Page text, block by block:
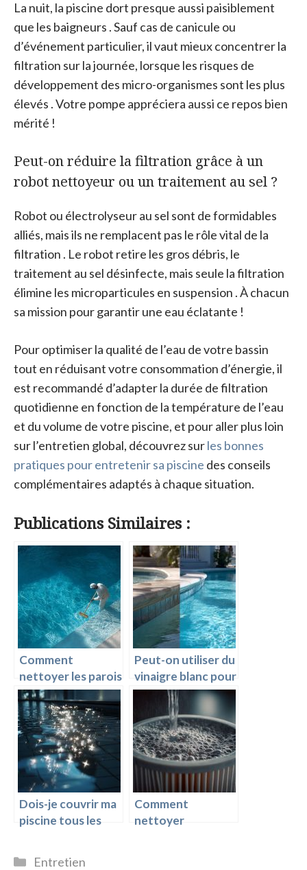
La nuit, la piscine dort presque aussi paisiblement
que les baigneurs . Sauf cas de canicule ou
d’événement particulier, il vaut mieux concentrer la
filtration sur la journée, lorsque les risques de
développement des micro-organismes sont les plus
élevés . Votre pompe appréciera aussi ce repos bien
mérité !
Peut-on réduire la filtration grâce à un
robot nettoyeur ou un traitement au sel ?
Robot ou électrolyseur au sel sont de formidables
alliés, mais ils ne remplacent pas le rôle vital de la
filtration . Le robot retire les gros débris, le
traitement au sel désinfecte, mais seule la filtration
élimine les microparticules en suspension . À chacun
sa mission pour garantir une eau éclatante !
Pour optimiser la qualité de l’eau de votre bassin
tout en réduisant votre consommation d’énergie, il
est recommandé d’adapter la durée de filtration
quotidienne en fonction de la température de l’eau
et du volume de votre piscine, et pour aller plus loin
sur l’entretien global, découvrez surles bonnes
pratiques pour entretenir sa piscine des conseils
complémentaires adaptés à chaque situation.
Publications Similaires :
Comment
nettoyer les parois
d’une piscine ?
Peut-on utiliser du
vinaigre blanc pour
nettoyer la ligne
d’eau ?
Dois-je couvrir ma
piscine tous les
Comment
nettoyer
Catégories
Entretien